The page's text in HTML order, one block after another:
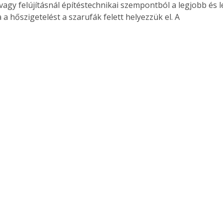
felújításnál építéstechnikai szempontból a legjobb és
a hőszigetelést a szarufák felett helyezzük el. A